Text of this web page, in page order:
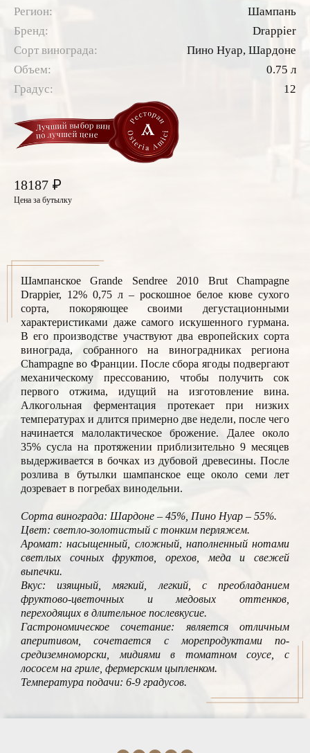
Регион:
Шампань
Бренд:
Drappier
Сорт винограда:
Пино Нуар, Шардоне
Объем:
0.75 л
Градус:
12
18187 ₽
Цена за бутылку
Шампанское Grande Sendree 2010 Brut Champagne
Drappier, 12% 0,75 л – роскошное белое кюве сухого
сорта, покоряющее своими дегустационными
характеристиками даже самого искушенного гурмана.
В его производстве участвуют два европейских сорта
винограда, собранного на виноградниках региона
Champagne во Франции. После сбора ягоды подвергают
механическому прессованию, чтобы получить сок
первого отжима, идущий на изготовление вина.
Алкогольная ферментация протекает при низких
температурах и длится примерно две недели, после чего
начинается малолактическое брожение. Далее около
35% сусла на протяжении приблизительно 9 месяцев
выдерживается в бочках из дубовой древесины. После
розлива в бутылки шампанское еще около семи лет
дозревает в погребах винодельни.
Сорта винограда: Шардоне – 45%, Пино Нуар – 55%.
Цвет: светло-золотистый с тонким перляжем.
Аромат: насыщенный, сложный, наполненный нотами
светлых сочных фруктов, орехов, меда и свежей
выпечки.
Вкус: изящный, мягкий, легкий, с преобладанием
фруктово-цветочных и медовых оттенков,
переходящих в длительное послевкусие.
Гастрономическое сочетание: является отличным
аперитивом, сочетается с морепродуктами по-
средиземноморски, мидиями в томатном соусе, с
лососем на гриле, фермерским цыпленком.
Температура подачи: 6-9 градусов.